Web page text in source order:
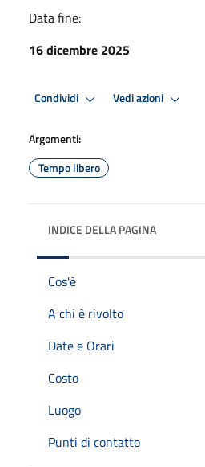
Data fine:
16 dicembre 2025
Condividi Vedi azioni
Argomenti:
Tempo libero
INDICE DELLA PAGINA
Cos'è
A chi è rivolto
Date e Orari
Costo
Luogo
Punti di contatto